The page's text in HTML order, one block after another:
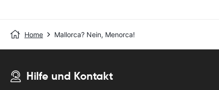
Home Mallorca? Nein, Menorca!
Hilfe und Kontakt